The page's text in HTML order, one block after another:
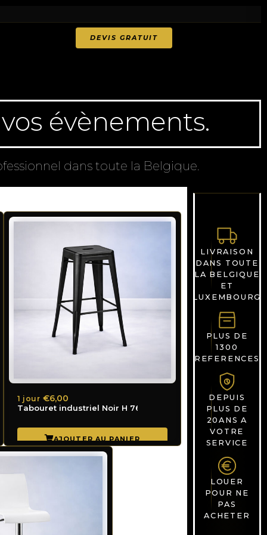
DEVIS GRATUIT
évènements.
dans toute la Belgique.
Tabouret industriel Noir H 76 cm
1 jour €6,00
LIVRAISON
DANS TOUTE
LA BELGIQUE
ET
LUXEMBOURG
PLUS DE
1300
REFERENCES
DEPUIS
PLUS DE
20ANS A
VOTRE
SERVICE
LOUER
POUR NE
PAS
ACHETER